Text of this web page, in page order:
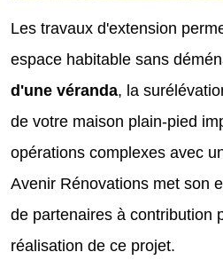
Les travaux d'extension
espace habitable sans
d'une véranda, la
de votre maison plain-pied
opérations complexes avec
Avenir Rénovations met son
de partenaires à contribution
réalisation de ce projet.